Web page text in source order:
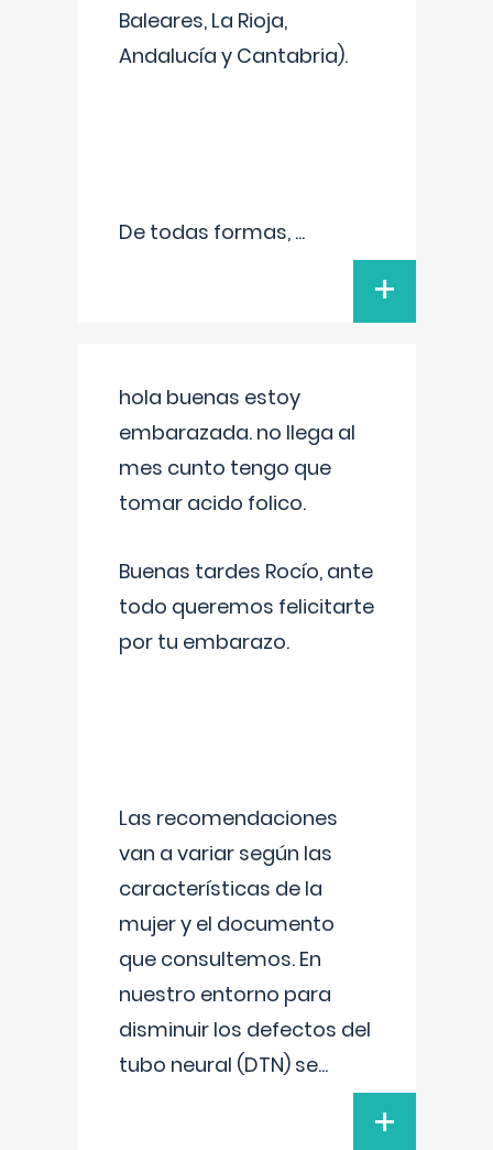
Baleares, La Rioja,
Andalucía y Cantabria).
De todas formas, ...
+
hola buenas estoy
embarazada. no llega al
mes cunto tengo que
tomar acido folico.
Buenas tardes Rocío, ante
todo queremos felicitarte
por tu embarazo.
Las recomendaciones
van a variar según las
características de la
mujer y el documento
que consultemos. En
nuestro entorno para
disminuir los defectos del
tubo neural (DTN) se...
+